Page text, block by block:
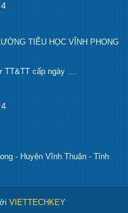
TIỂU HỌC VĨNH PHONG
TT&TT cấp ngày ....
- Huyện Vĩnh Thuận - Tỉnh
VIETTECHKEY